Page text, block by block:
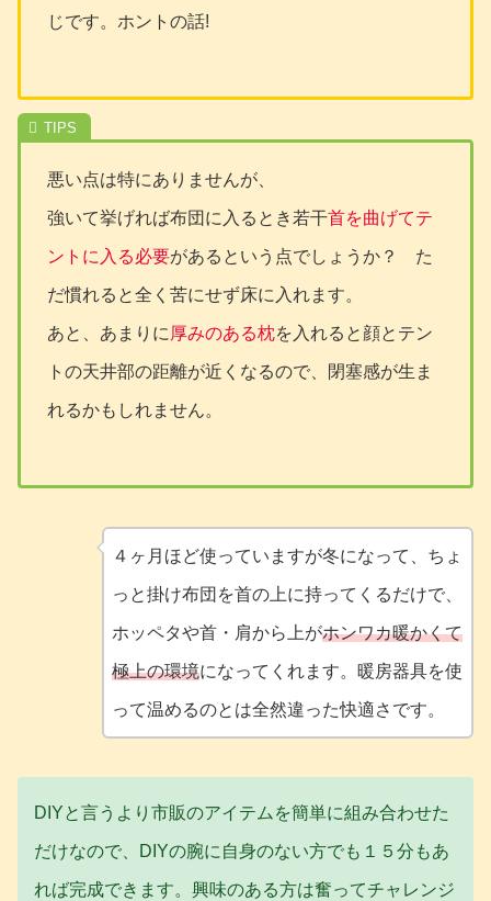
じです。ホントの話!
悪い点は特にありませんが、
強いて挙げれば布団に入るとき若干首を曲げてテ
ントに入る必要があるという点でしょうか？ た
だ慣れると全く苦にせず床に入れます。
あと、あまりに 厚みのある枕を入れると顔とテン
トの天井部の距離が近くなるので、閉塞感が生ま
れるかもしれません。
４ヶ月ほど使っていますが冬になって、ちょ
っと掛け布団を首の上に持ってくるだけで、
ホッペタや首・肩から上がホンワカ暖かくて
極上の環境になってくれます。暖房器具を使
って温めるのとは全然違った快適さです。
DIYと言うより市販のアイテムを簡単に組み合わせた
だけなので、DIYの腕に自身のない方でも１５分もあ
れば完成できます。興味のある方は奮ってチャレンジ